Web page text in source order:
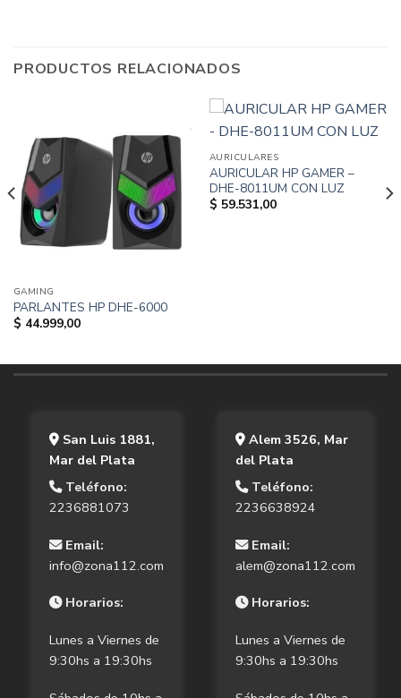
PRODUCTOS RELACIONADOS
GAMING
PARLANTES HP DHE-6000
$ 44.999,00
AURICULARES
AURICULAR HP GAMER –
DHE-8011UM CON LUZ
$ 59.531,00
San Luis 1881,
Mar del Plata
Teléfono:
2236881073
Email:
info@zona112.com
Horarios:
Lunes a Viernes de
9:30hs a 19:30hs
Alem 3526, Mar
del Plata
Teléfono:
2236638924
Email:
alem@zona112.com
Horarios:
Lunes a Viernes de
9:30hs a 19:30hs